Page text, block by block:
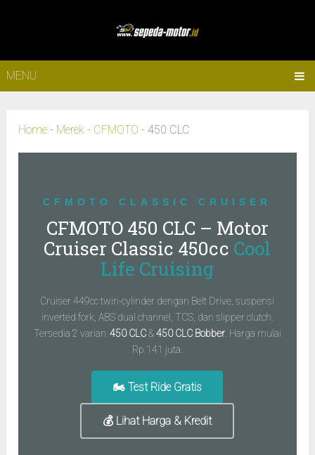
MENU
Home - Merek - CFMOTO - 450 CLC
CFMOTO CLASSIC CRUISER
CFMOTO 450 CLC – Motor
Cruiser Classic 450cc Cool
Life Cruising
Cruiser 449cc twin-cylinder dengan Belt Drive, suspensi
inverted fork, ABS dual channel, TCS, dan slipper clutch.
Tersedia 2 varian:450 CLC&450 CLC Bobber. Harga mulai
Rp 141 juta.
🏍️ Test Ride Gratis
💰 Lihat Harga & Kredit